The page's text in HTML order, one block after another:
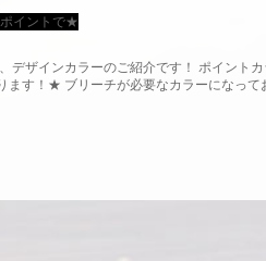
デザインカラーのご紹介です！ ポイント
ます！★ ブリーチが必要なカラーになって